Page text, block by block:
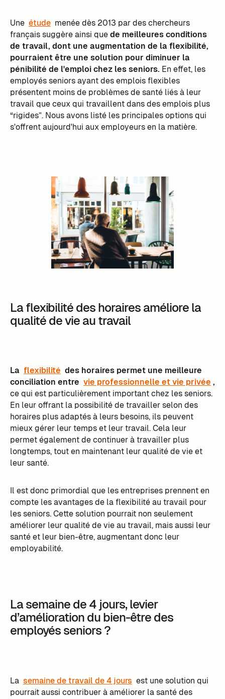
Une étude menée dès 2013 par des chercheurs
français suggère ainsi quede meilleures conditions
de travail, dont une augmentation de la flexibilité,
pourraient être une solution pour diminuer la
pénibilité de l'emploi chez les seniors. En effet, les
employés seniors ayant des emplois flexibles
présentent moins de problèmes de santé liés à leur
travail que ceux qui travaillent dans des emplois plus
“rigides”. Nous avons listé les principales options qui
s'offrent aujourd'hui aux employeurs en la matière.
La flexibilité des horaires améliore la
qualité de vie au travail
La flexibilité des horaires permet une meilleure
conciliation entre vie professionnelle et vie privée ,
ce qui est particulièrement important chez les seniors.
En leur offrant la possibilité de travailler selon des
horaires plus adaptés à leurs besoins, ils peuvent
mieux gérer leur temps et leur travail. Cela leur
permet également de continuer à travailler plus
longtemps, tout en maintenant leur qualité de vie et
leur santé.
Il est donc primordial que les entreprises prennent en
compte les avantages de la flexibilité au travail pour
les seniors. Cette solution pourrait non seulement
améliorer leur qualité de vie au travail, mais aussi leur
santé et leur bien-être, augmentant donc leur
employabilité.
La semaine de 4 jours, levier
d’amélioration du bien-être des
employés seniors ?
La semaine de travail de 4 jours est une solution qui
pourrait aussi contribuer à améliorer la santé des